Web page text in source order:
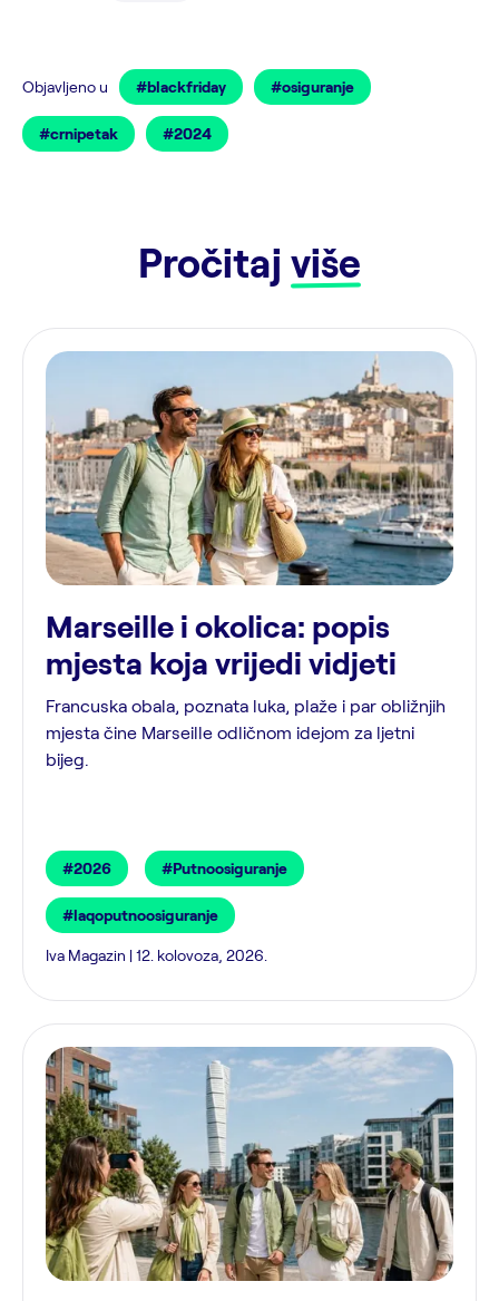
Objavljeno u #blackfriday #osiguranje
#crnipetak #2024
Pročitaj više
Marseille i okolica: popis
mjesta koja vrijedi vidjeti
Francuska obala, poznata luka, plaže i par obližnjih
mjesta čine Marseille odličnom idejom za ljetni
bijeg.
#2026 #Putnoosiguranje
#laqoputnoosiguranje
Iva Magazin | 12. kolovoza, 2026.